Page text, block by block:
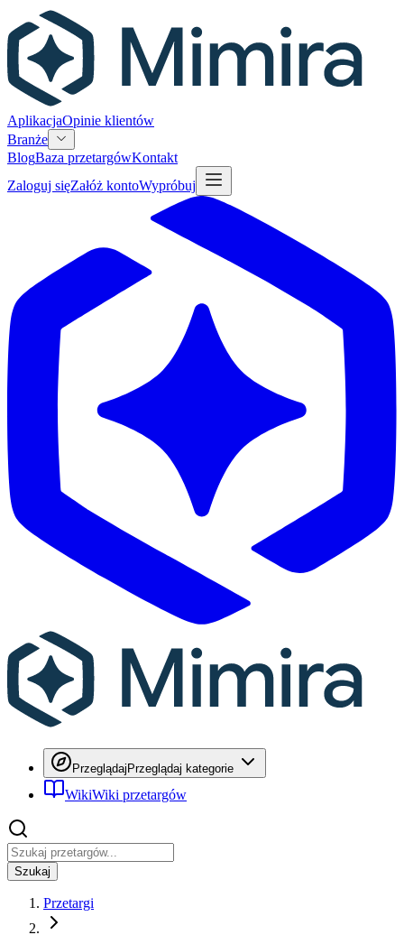
AplikacjaOpinie klientów
Branże
BlogBaza przetargówKontakt
Zaloguj sięZałóż kontoWypróbuj
PrzeglądajPrzeglądaj kategorie
WikiWiki przetargów
Szukaj
Przetargi